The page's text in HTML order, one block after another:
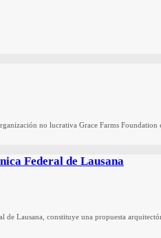
no lucrativa Grace Farms Foundation
Federal de Lausana
Lausana, constituye una propuesta